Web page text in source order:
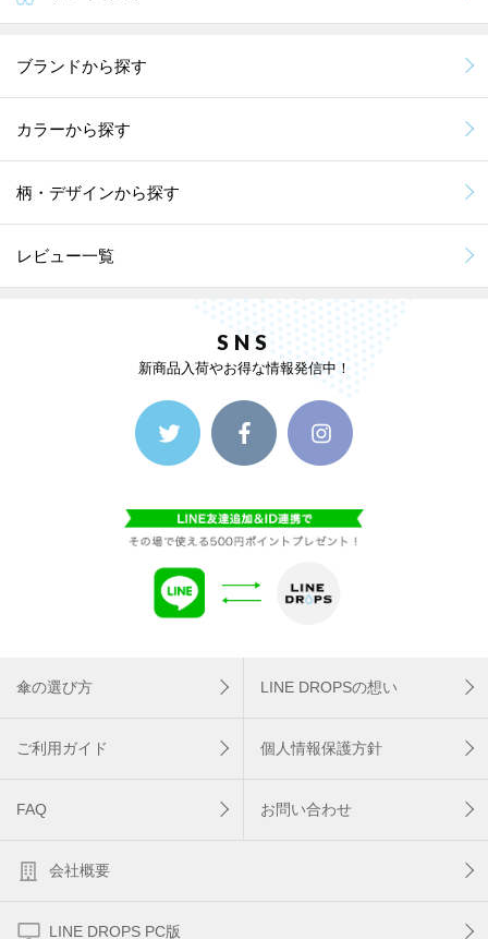
ブランドから探す
カラーから探す
柄・デザインから探す
レビュー一覧
SNS
新商品入荷やお得な情報発信中！
傘の選び方 LINE DROPSの想い
ご利用ガイド 個人情報保護方針
FAQ お問い合わせ
会社概要
LINE DROPS PC版